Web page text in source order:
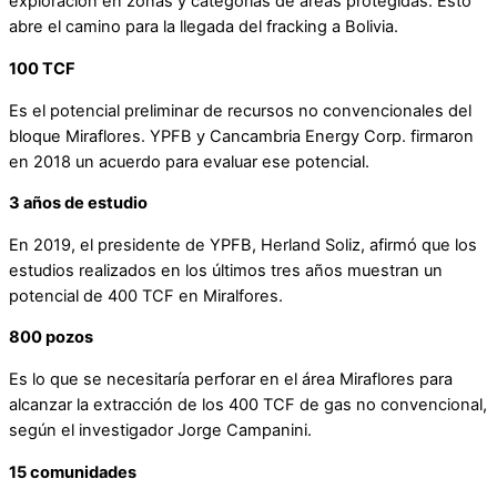
abre el camino para la llegada del fracking a Bolivia.
100 TCF
Es el potencial preliminar de recursos no convencionales del
bloque Miraflores. YPFB y Cancambria Energy Corp. firmaron
en 2018 un acuerdo para evaluar ese potencial.
3 años de estudio
En 2019, el presidente de YPFB, Herland Soliz, afirmó que los
estudios realizados en los últimos tres años muestran un
potencial de 400 TCF en Miralfores.
800 pozos
Es lo que se necesitaría perforar en el área Miraflores para
alcanzar la extracción de los 400 TCF de gas no convencional,
según el investigador Jorge Campanini.
15 comunidades